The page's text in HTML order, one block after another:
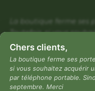
La boutique ferme ses
Toutefois, si vous
pouvez prendre rdv
l\'ouverture officielle
Du lundi au
Mentions légales
Chers clients,
La boutique ferme ses
si vous souhaitez acquérir
par téléphone portable.
septembre. Merci